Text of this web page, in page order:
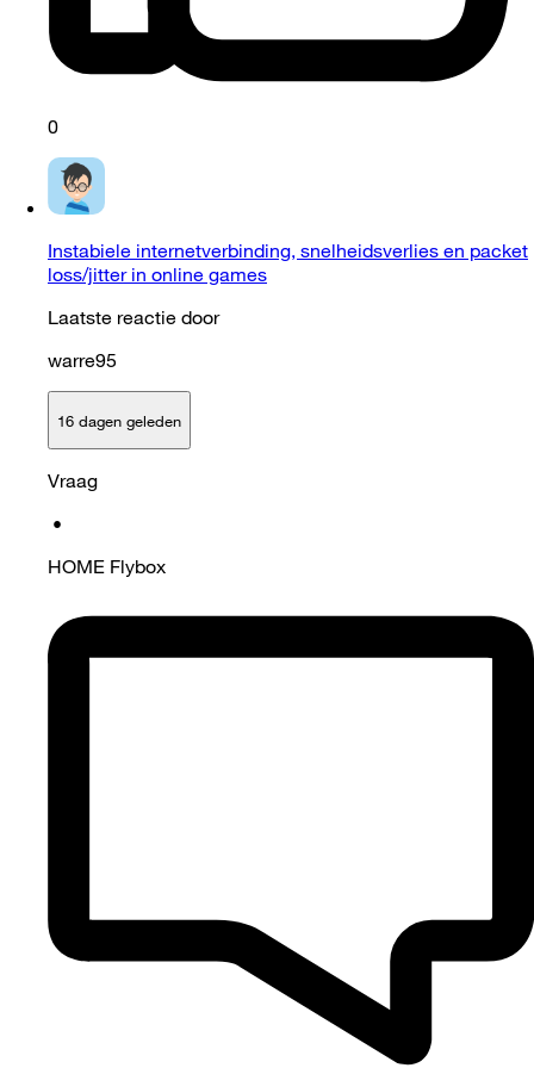
0
Instabiele internetverbinding, snelheidsverlies en packet
loss/jitter in online games
Laatste reactie door
warre95
16 dagen geleden
Vraag
•
HOME Flybox